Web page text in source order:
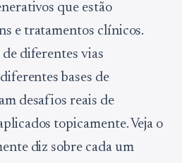
que estão
e tratamentos clínicos.
diferentes vias
bases de
desafios reais de
topicamente. Veja o
diz sobre cada um